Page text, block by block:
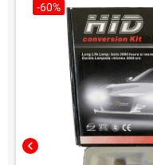
chevron_left
-60%